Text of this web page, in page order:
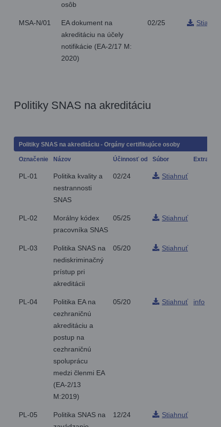
osôb
MSA-N/01
EA dokument na
akreditáciu na účely
notifikácie (EA-2/17 M:
2020)
02/25
Politiky SNAS na akreditáciu
Politiky SNAS na akreditáciu - Orgány certifikujúce osoby
Označenie Názov Účinnosť od Súbor Extra
PL-01
Politika kvality a
nestrannosti
SNAS
02/24 Stiahnuť
PL-02
Morálny kódex
pracovníka SNAS
05/25 Stiahnuť
PL-03
Politika SNAS na
nediskriminačný
prístup pri
akreditácii
05/20 Stiahnuť
PL-04
Politika EA na
cezhraničnú
akreditáciu a
postup na
cezhraničnú
spoluprácu
medzi členmi EA
(EA-2/13
M:2019)
05/20 Stiahnuť info
PL-05
Politika SNAS na
12/24 Stiahnuť